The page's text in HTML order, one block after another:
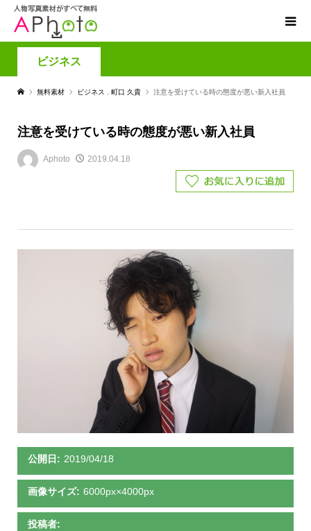
ビジネス
無料素材 ビジネス 町口 久貴 注意を受けている時の態度が悪い新入社員
注意を受けている時の態度が悪い新入社員
Aphoto 2019.04.18
公開日: 2019/04/18
画像サイズ: 6000px×4000px
投稿者: